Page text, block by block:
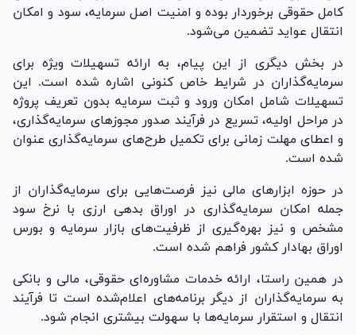
کامل حقوقی برخوردار بوده و امنیت اصل سرمایه، سود و امکان
انتقال عواید تضمین می‌شود.
در بخش دیگری از این پیام، به ارائه تسهیلات ویژه برای
سرمایه‌گذاران در شرایط خاص کنونی اشاره شده است. این
تسهیلات شامل امکان ورود و ثبت سرمایه بدون تعریف پروژه
در مراحل اولیه، تسریع در فرآیند صدور مجوز‌های سرمایه‌گذاری،
و اعطای مهلت زمانی برای تکمیل طرح‌های سرمایه‌گذاری عنوان
شده است.
در حوزه ابزار‌های مالی نیز فرصت‌هایی برای سرمایه‌گذاران از
جمله امکان سرمایه‌گذاری در اوراق بدهی ارزی با نرخ سود
مشخص و نیز بهره‌گیری از ظرفیت‌های بازار سرمایه و بورس
اوراق بهادار کشور فراهم شده است.
در همین راستا، ارائه خدمات مشاوره‌ای حقوقی، مالی و بانکی
به سرمایه‌گذاران از دیگر برنامه‌های اعلام‌شده است تا فرآیند
انتقال و استقرار سرمایه‌ها با سهولت بیشتری انجام شود.